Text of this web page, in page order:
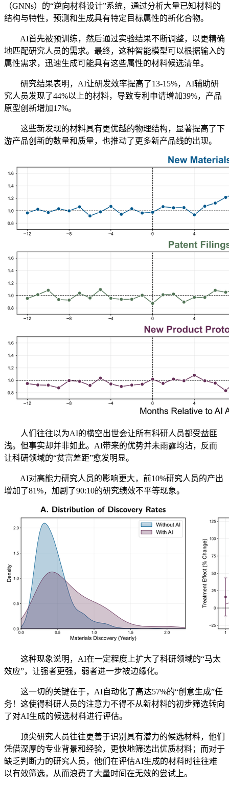
（GNNs）的“逆向材料设计”系统，通过分析大量已知材料的
结构与特性，预测和生成具有特定目标属性的新化合物。
AI首先被预训练，然后通过实验结果不断调整，以更精确
地匹配研究人员的需求。最终，这种智能模型可以根据输入的
属性需求，迅速生成可能具有这些属性的材料候选清单。
研究结果表明，AI让研发效率提高了13-15%，AI辅助研
究人员发现了44%以上的材料，导致专利申请增加39%，产品
原型创新增加17%。
这些新发现的材料具有更优越的物理结构，显著提高了下
游产品创新的数量和质量，也推动了更多新产品线的出现。
人们往往以为AI的横空出世会让所有科研人员都受益匪
浅。但事实却并非如此。AI带来的优势并未雨露均沾，反而
让科研领域的“贫富差距”愈发明显。
AI对高能力研究人员的影响更大，前10%研究人员的产出
增加了81%，加剧了90:10的研究绩效不平等现象。
这种现象说明，AI在一定程度上扩大了科研领域的“马太
效应”，让强者更强，弱者进一步被边缘化。
这一切的关键在于，AI自动化了高达57%的“创意生成”任
务！这使得科研人员的注意力不得不从新材料的初步筛选转向
了对AI生成的候选材料进行评估。
顶尖研究人员往往更善于识别具有潜力的候选材料，他们
凭借深厚的专业背景和经验，更快地筛选出优质材料；而对于
缺乏判断力的研究人员，他们在评估AI生成的材料时往往难
以有效筛选，从而浪费了大量时间在无效的尝试上。